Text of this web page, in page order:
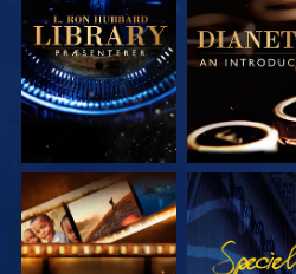
UDFORSK SERIEN UDFORSK
UDFORSK SERIEN SE